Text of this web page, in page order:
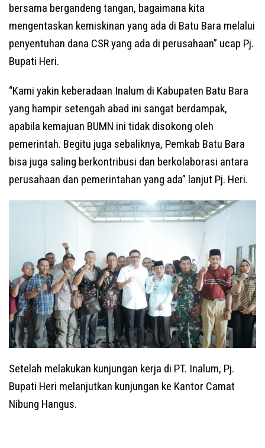
bersama bergandeng tangan, bagaimana kita
mengentaskan kemiskinan yang ada di Batu Bara melalui
penyentuhan dana CSR yang ada di perusahaan” ucap Pj.
Bupati Heri.
“Kami yakin keberadaan Inalum di Kabupaten Batu Bara
yang hampir setengah abad ini sangat berdampak,
apabila kemajuan BUMN ini tidak disokong oleh
pemerintah. Begitu juga sebaliknya, Pemkab Batu Bara
bisa juga saling berkontribusi dan berkolaborasi antara
perusahaan dan pemerintahan yang ada” lanjut Pj. Heri.
Setelah melakukan kunjungan kerja di PT. Inalum, Pj.
Bupati Heri melanjutkan kunjungan ke Kantor Camat
Nibung Hangus.